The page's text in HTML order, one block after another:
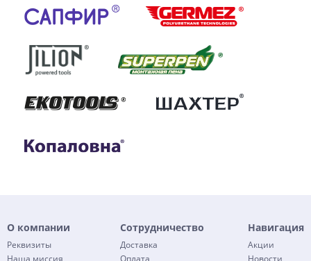
О компании
Реквизиты
Наша миссия
Сотрудничество
Доставка
Оплата
Навигация
Акции
Новости